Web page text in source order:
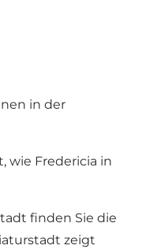
Folie
in der
wie Fredericia in
finden Sie die
zeigt